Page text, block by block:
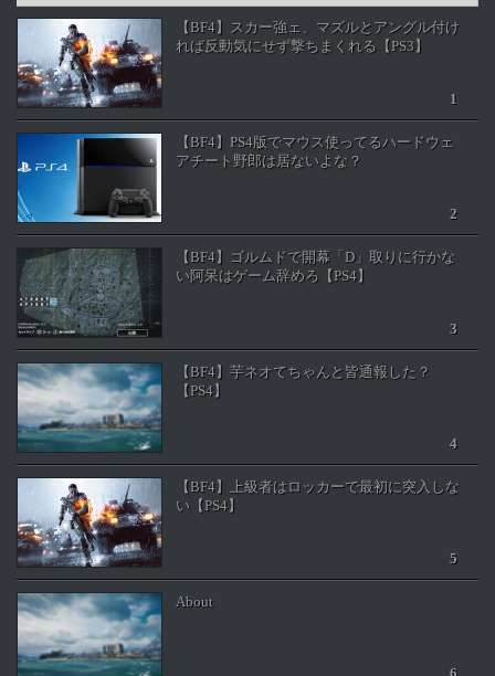
【BF4】スカー強ェ、マズルとアングル付け
れば反動気にせず撃ちまくれる【PS3】
【BF4】PS4版でマウス使ってるハードウェ
アチート野郎は居ないよな？
【BF4】ゴルムドで開幕「D」取りに行かな
い阿呆はゲーム辞めろ【PS4】
【BF4】芋ネオてちゃんと皆通報した？
【PS4】
【BF4】上級者はロッカーで最初に突入しな
い【PS4】
About